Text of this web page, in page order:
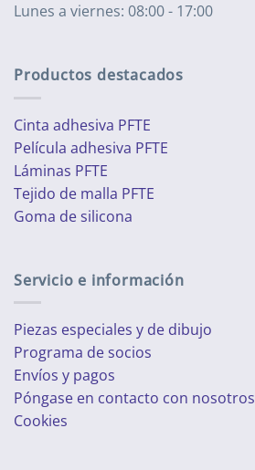
Lunes a viernes: 08:00 - 17:00
Productos destacados
Cinta adhesiva PFTE
Película adhesiva PFTE
Láminas PFTE
Tejido de malla PFTE
Goma de silicona
Servicio e información
Piezas especiales y de dibujo
Programa de socios
Envíos y pagos
Póngase en contacto con nosotros
Cookies